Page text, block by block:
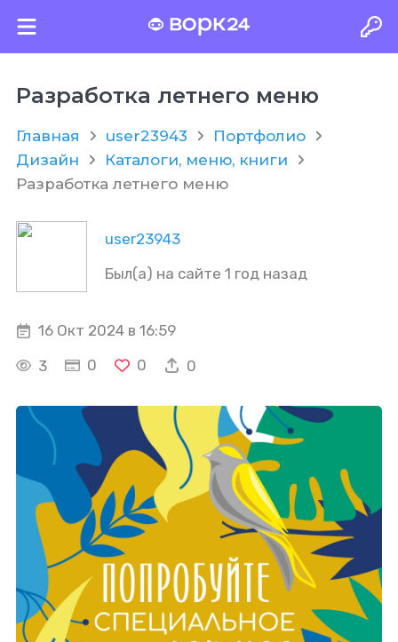
Разработка летнего меню
Главная user23943
Портфолио
Дизайн
Каталоги, меню, книги
Разработка летнего меню
user23943
Был(а) на сайте 1 год назад
16 Окт 2024 в 16:59
3
0 0 0